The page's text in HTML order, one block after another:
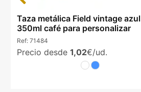
Taza metálica Field vintage azul
350ml café para personalizar
Ref: 71484
Precio desde 1,02€/ud.